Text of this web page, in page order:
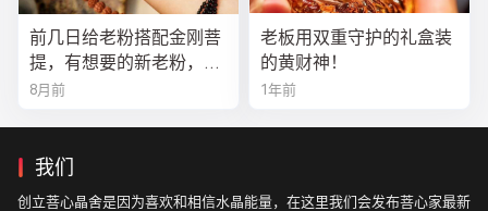
前几日给老粉搭配金刚菩
提，有想要的新老粉，都
可以来排队
8月前
老板用双重守护的礼盒装
的黄财神！
1年前
我们
创立菩心晶舍是因为喜欢和相信水晶能量，在这里我们会发布菩心家最新